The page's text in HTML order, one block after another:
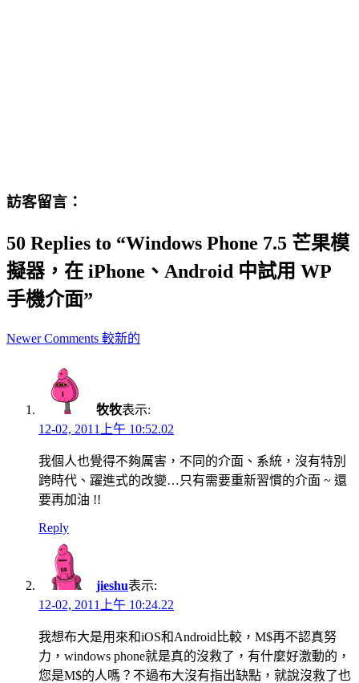
訪客留言：
50 Replies to “Windows Phone 7.5 芒果模
擬器，在 iPhone、Android 中試用 WP
手機介面”
Comment
Newer Comments 較新的
牧牧表示:
12-02, 2011上午 10:52.02
我個人也覺得不夠厲害，不同的介面、系統，沒有特別
跨時代、躍進式的改變…只有需要重新習慣的介面 ~ 還
要再加油 !!
Reply
jieshu表示:
12-02, 2011上午 10:24.22
我想布大是用來和iOS和Android比較，M$再不認真努
力，windows phone就是真的沒救了，有什麼好激動的，
您是M$的人嗎？不過布大沒有指出缺點，就說沒救了也